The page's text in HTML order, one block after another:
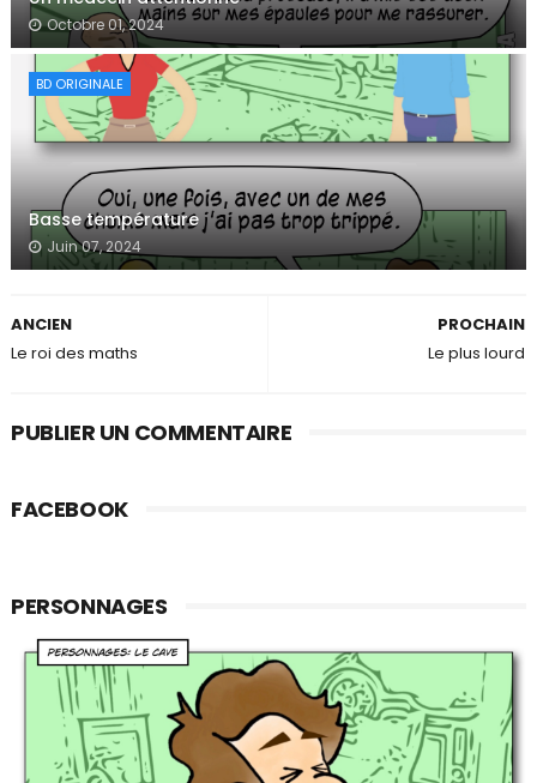
Octobre 01, 2024
BD ORIGINALE
Basse température
Juin 07, 2024
PROCHAIN
Le plus lourd
ANCIEN
Le roi des maths
PUBLIER UN COMMENTAIRE
FACEBOOK
PERSONNAGES